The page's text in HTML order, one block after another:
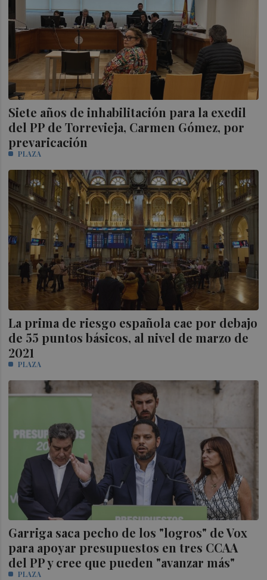
Siete años de inhabilitación para la exedil
del PP de Torrevieja, Carmen Gómez, por
prevaricación
PLAZA
La prima de riesgo española cae por debajo
de 55 puntos básicos, al nivel de marzo de
2021
PLAZA
Garriga saca pecho de los "logros" de Vox
para apoyar presupuestos en tres CCAA
del PP y cree que pueden "avanzar más"
PLAZA